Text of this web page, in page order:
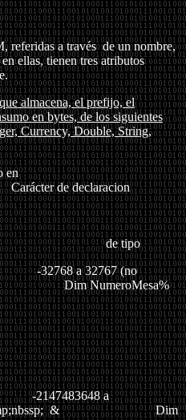
referidas a través de un nombre,
ellas, tienen tres atributos
almacena, el prefijo, el
en bytes, de los siguientes
Currency, Double, String,
Carácter de declaracion
tipo
-32768 a 32767 (no
NumeroMesa%
a
& Dim